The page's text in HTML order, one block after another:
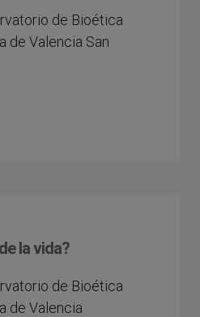
de Bioética
de Valencia San
la vida?
de Bioética
de Valencia